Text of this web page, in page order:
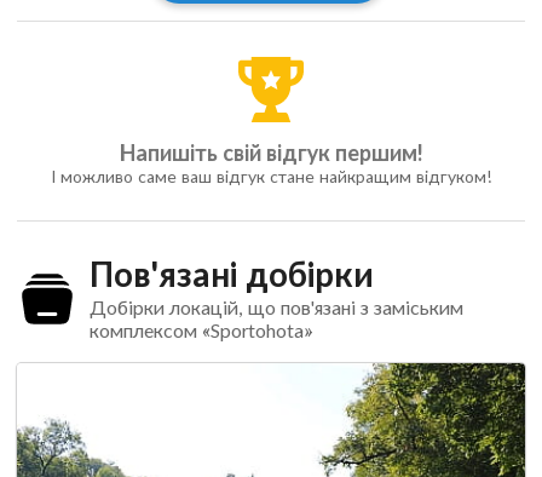
Напишіть свій відгук першим!
І можливо саме ваш відгук стане найкращим відгуком!
Пов'язані добірки
Добірки локацій, що пов'язані з заміським
комплексом «Sportohota»